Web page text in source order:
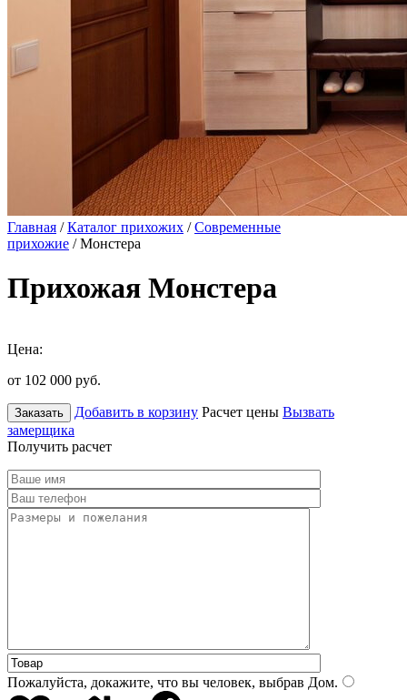
Главная /Каталог прихожих /Современные
прихожие / Монстера
Прихожая Монстера
Цена:
от 102 000 руб.
Заказать Добавить в корзину Расчет цены Вызвать
замерщика
Получить расчет
Пожалуйста, докажите, что вы человек, выбрав Дом.